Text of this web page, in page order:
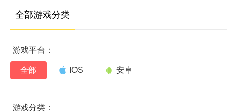
全部游戏分类
游戏平台：
全部 IOS 安卓
游戏分类：